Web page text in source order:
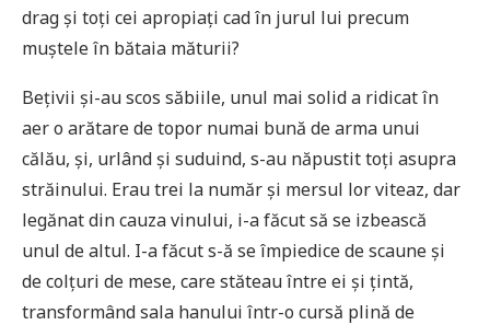
drag și toți cei apropiați cad în jurul lui precum
muștele în bătaia măturii?
Bețivii și-au scos săbiile, unul mai solid a ridicat în
aer o arătare de topor numai bună de arma unui
călău, și, urlând și suduind, s-au năpustit toți asupra
străinului. Erau trei la număr și mersul lor viteaz, dar
legănat din cauza vinului, i-a făcut să se izbească
unul de altul. I-a făcut s-ă se împiedice de scaune și
de colțuri de mese, care stăteau între ei și țintă,
transformând sala hanului într-o cursă plină de